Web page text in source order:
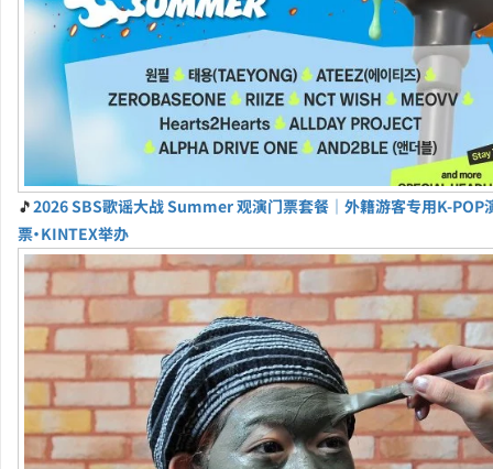
🎵2026 SBS歌谣大战 Summer 观演门票套餐｜外籍游客专用K-POP
票・KINTEX举办